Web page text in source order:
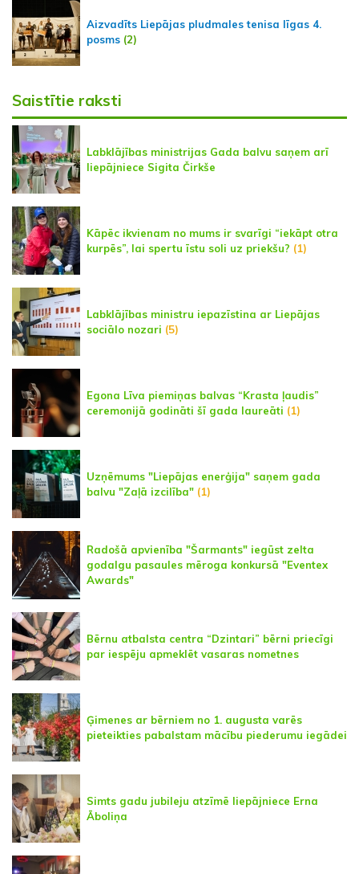
Aizvadīts Liepājas pludmales tenisa līgas 4.
posms (2)
Saistītie raksti
Labklājības ministrijas Gada balvu saņem arī
liepājniece Sigita Čirkše
Kāpēc ikvienam no mums ir svarīgi “iekāpt otra
kurpēs”, lai spertu īstu soli uz priekšu? (1)
Labklājības ministru iepazīstina ar Liepājas
sociālo nozari (5)
Egona Līva piemiņas balvas “Krasta ļaudis”
ceremonijā godināti šī gada laureāti (1)
Uzņēmums "Liepājas enerģija" saņem gada
balvu "Zaļā izcilība" (1)
Radošā apvienība "Šarmants" iegūst zelta
godalgu pasaules mēroga konkursā "Eventex
Awards"
Bērnu atbalsta centra “Dzintari” bērni priecīgi
par iespēju apmeklēt vasaras nometnes
Ģimenes ar bērniem no 1. augusta varēs
pieteikties pabalstam mācību piederumu iegādei
Simts gadu jubileju atzīmē liepājniece Erna
Āboliņa